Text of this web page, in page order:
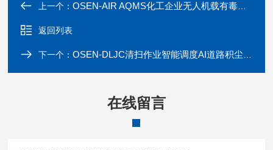
上一个：OSEN-AIR AQMS化工企业无人机载有毒气体溯源监测仪
返回列表
下一个：OSEN-DLJC清扫作业智能调度AI道路积尘监测分析系统
在线留言